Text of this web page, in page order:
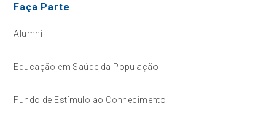
Faça Parte
Alumni
Educação em Saúde da População
Fundo de Estímulo ao Conhecimento